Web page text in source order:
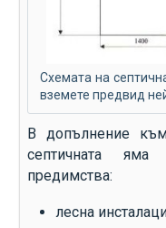
Схемата на
вземете предвид
В допълнение
септичната
предимства:
лесна